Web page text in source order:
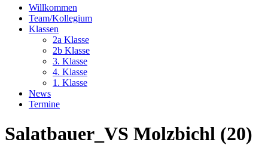
Willkommen
Team/Kollegium
Klassen
2a Klasse
2b Klasse
3. Klasse
4. Klasse
1. Klasse
News
Termine
Salatbauer_VS Molzbichl (20)